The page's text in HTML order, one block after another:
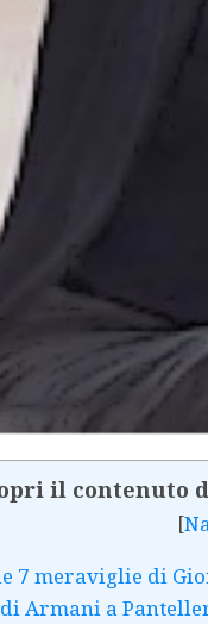
il contenuto
[
7 meraviglie di
Armani a